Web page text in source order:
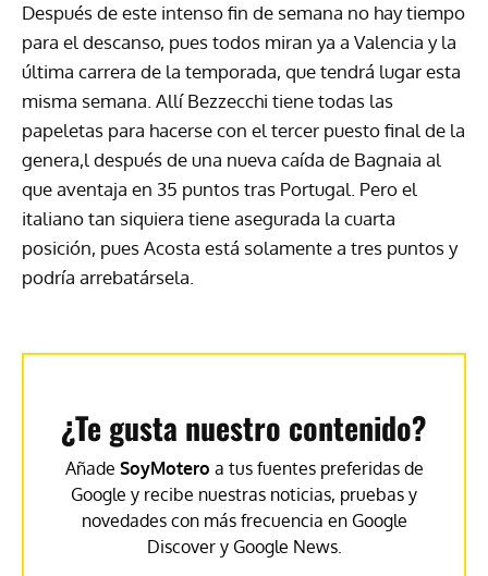
Después de este intenso fin de semana no hay tiempo
para el descanso, pues todos miran ya a Valencia y la
última carrera de la temporada, que tendrá lugar esta
misma semana. Allí Bezzecchi tiene todas las
papeletas para hacerse con el tercer puesto final de la
genera,l después de una nueva caída de Bagnaia al
que aventaja en 35 puntos tras Portugal. Pero el
italiano tan siquiera tiene asegurada la cuarta
posición, pues Acosta está solamente a tres puntos y
podría arrebatársela.
¿Te gusta nuestro contenido?
Añade SoyMotero a tus fuentes preferidas de
Google y recibe nuestras noticias, pruebas y
novedades con más frecuencia en Google
Discover y Google News.